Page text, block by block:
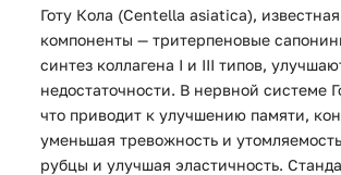
Готу Кола (Centella asiatica),
компоненты — тритерпеновые
синтез коллагена I и III типов,
недостаточности. В нервной системе
что приводит к улучшению памяти,
уменьшая тревожность и
рубцы и улучшая эластичность.